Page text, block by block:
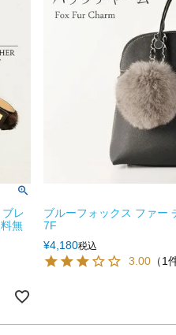
レ
無
ブルーフォックス ファー
7F
¥4,180税込
3.00 （1